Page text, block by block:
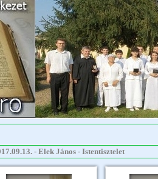
- Elek János - Istentisztelet